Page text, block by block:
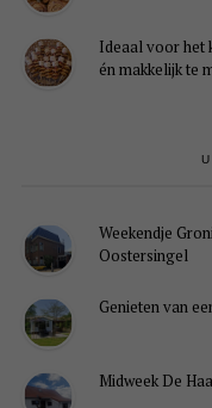
Ideaal voor het
én makkelijk te
Weekendje
Oostersingel
Genieten van
Midweek De